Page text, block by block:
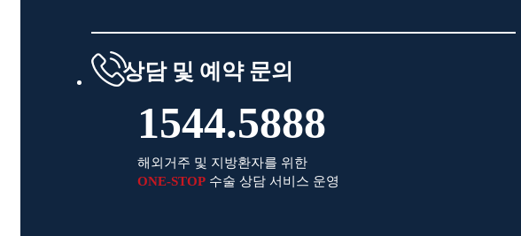
상담 및 예약 문의
1544.5888
해외거주 및 지방환자를 위한
ONE-STOP 수술 상담 서비스 운영